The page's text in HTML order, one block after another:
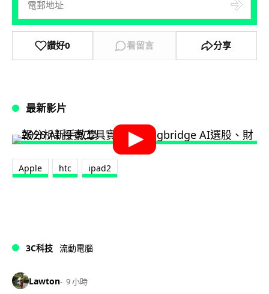
讚好0 看留言 分享
最新影片
Apple htc ipad2
3C科技 流動電腦
Lawton 9 小時